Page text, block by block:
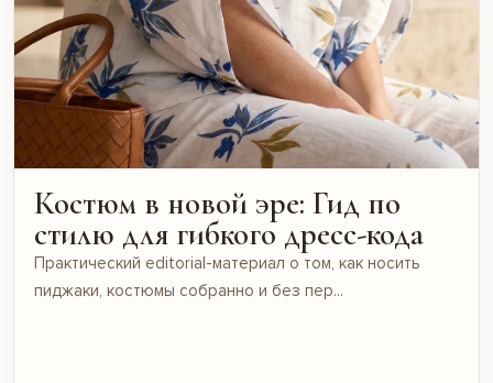
Костюм в новой эре: Гид по
стилю для гибкого дресс-кода
Практический editorial-материал о том, как носить
пиджаки, костюмы собранно и без пер...